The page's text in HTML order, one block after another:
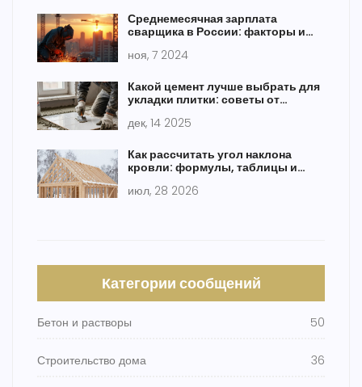
Среднемесячная зарплата
сварщика в России: факторы и
ноя, 7 2024
Какой цемент лучше выбрать для
укладки плитки: советы от
дек, 14 2025
Как рассчитать угол наклона
кровли: формулы, таблицы и
июл, 28 2026
Категории сообщений
Бетон и растворы 50
Строительство дома 36